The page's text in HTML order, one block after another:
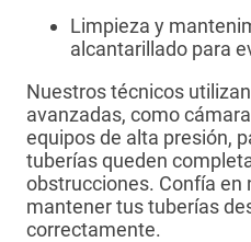
Limpieza y
alcantarillado para
Nuestros técnicos
avanzadas, como
equipos de alta presión,
tuberías queden
obstrucciones. Confía en
mantener tus tuberías
correctamente.